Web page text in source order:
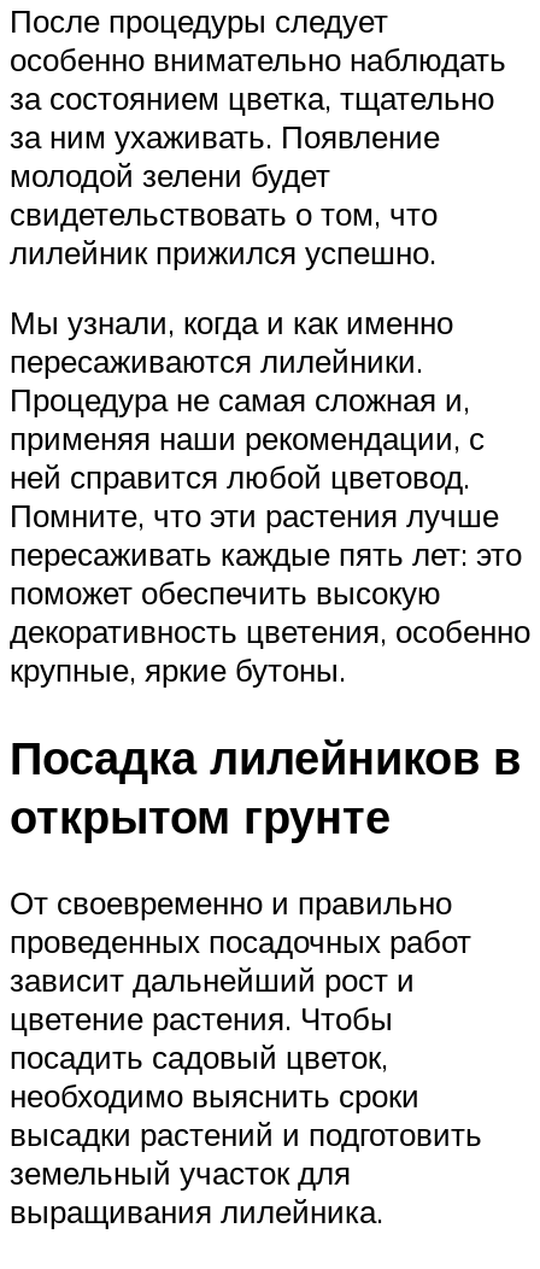
После процедуры следует
особенно внимательно наблюдать
за состоянием цветка, тщательно
за ним ухаживать. Появление
молодой зелени будет
свидетельствовать о том, что
лилейник прижился успешно.
Мы узнали, когда и как именно
пересаживаются лилейники.
Процедура не самая сложная и,
применяя наши рекомендации, с
ней справится любой цветовод.
Помните, что эти растения лучше
пересаживать каждые пять лет: это
поможет обеспечить высокую
декоративность цветения, особенно
крупные, яркие бутоны.
Посадка лилейников в
открытом грунте
От своевременно и правильно
проведенных посадочных работ
зависит дальнейший рост и
цветение растения. Чтобы
посадить садовый цветок,
необходимо выяснить сроки
высадки растений и подготовить
земельный участок для
выращивания лилейника.